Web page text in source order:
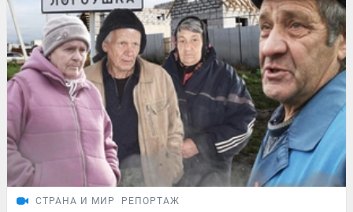
СТРАНА И МИР РЕПОРТАЖ